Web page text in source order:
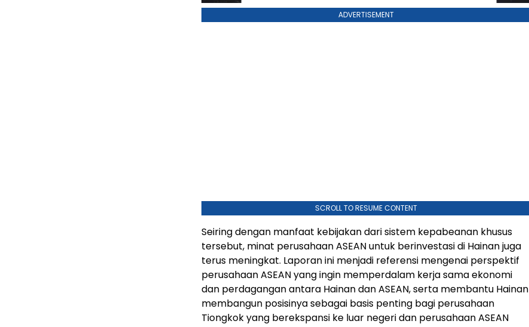
ADVERTISEMENT
SCROLL TO RESUME CONTENT
Seiring dengan manfaat kebijakan dari sistem kepabeanan khusus
tersebut, minat perusahaan ASEAN untuk berinvestasi di Hainan juga
terus meningkat. Laporan ini menjadi referensi mengenai perspektif
perusahaan ASEAN yang ingin memperdalam kerja sama ekonomi
dan perdagangan antara Hainan dan ASEAN, serta membantu Hainan
membangun posisinya sebagai basis penting bagi perusahaan
Tiongkok yang berekspansi ke luar negeri dan perusahaan ASEAN